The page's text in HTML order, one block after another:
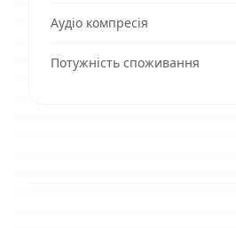
Аудіо компресія
Потужність споживання